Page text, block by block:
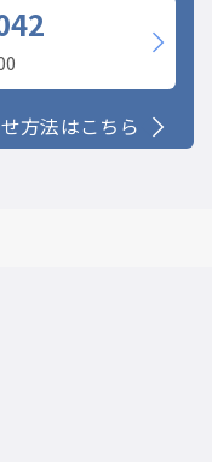
方法はこちら